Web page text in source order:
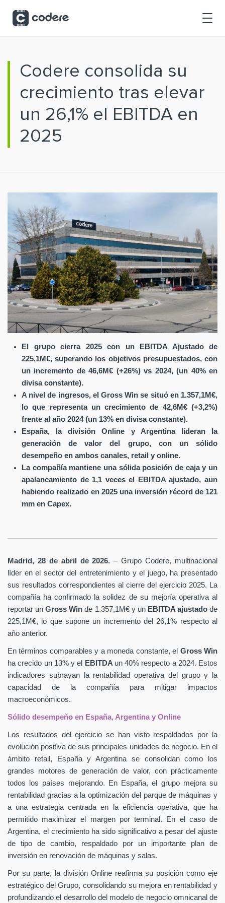
Codere consolida su
crecimiento tras elevar
un 26,1% el EBITDA en
2025
El grupo cierra 2025 con un EBITDA Ajustado de
225,1M€, superando los objetivos presupuestados, con
un incremento de 46,6M€ (+26%) vs 2024, (un 40% en
divisa constante).
A nivel de ingresos, el Gross Win se situó en 1.357,1M€,
lo que representa un crecimiento de 42,6M€ (+3,2%)
frente al año 2024 (un 13% en divisa constante).
España, la división Online y Argentina lideran la
generación de valor del grupo, con un sólido
desempeño en ambos canales, retail y online.
La compañía mantiene una sólida posición de caja y un
apalancamiento de 1,1 veces el EBITDA ajustado, aun
habiendo realizado en 2025 una inversión récord de 121
mm en Capex.
Madrid, 28 de abril de 2026. – Grupo Codere, multinacional
líder en el sector del entretenimiento y el juego, ha presentado
sus resultados correspondientes al cierre del ejercicio 2025. La
compañía ha confirmado la solidez de su mejoría operativa al
reportar unGross Winde 1.357,1M€ y un EBITDA ajustadode
225,1M€, lo que supone un incremento del 26,1% respecto al
año anterior.
En términos comparables y a moneda constante, el Gross Win
ha crecido un 13% y el
EBITDA un 40% respecto a 2024. Estos
indicadores subrayan la rentabilidad operativa del grupo y la
capacidad de la compañía para mitigar impactos
macroeconómicos.
Sólido desempeño en España, Argentina y Online
Los resultados del ejercicio se han visto respaldados por la
evolución positiva de sus principales unidades de negocio. En el
ámbito retail, España y Argentina se consolidan como los
grandes motores de generación de valor, con prácticamente
todos los países mejorando. En España, el grupo mejora su
rentabilidad gracias a la optimización del parque de máquinas y
a una estrategia centrada en la eficiencia operativa, que ha
permitido maximizar el margen por terminal. En el caso de
Argentina, el crecimiento ha sido significativo a pesar del ajuste
de tipo de cambio, respaldado por un importante plan de
inversión en renovación de máquinas y salas.
Por su parte, la división Online reafirma su posición como eje
estratégico del Grupo, consolidando su mejora en rentabilidad y
profundizando el desarrollo del modelo de negocio omnicanal de